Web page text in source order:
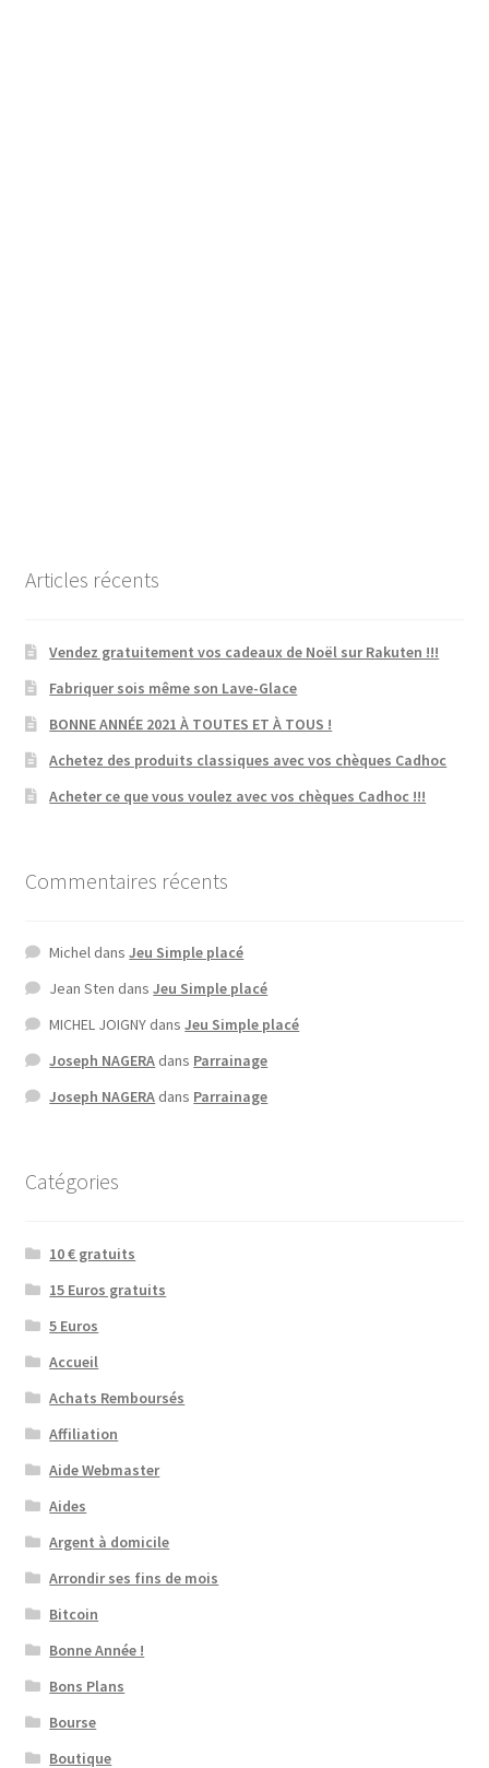
Articles récents
Vendez gratuitement vos cadeaux de Noël sur Rakuten !!!
Fabriquer sois même son Lave-Glace
BONNE ANNÉE 2021 À TOUTES ET À TOUS !
Achetez des produits classiques avec vos chèques Cadhoc
Acheter ce que vous voulez avec vos chèques Cadhoc !!!
Commentaires récents
Michel dansJeu Simple placé
Jean Sten dansJeu Simple placé
MICHEL JOIGNY dansJeu Simple placé
Joseph NAGERA dans Parrainage
Joseph NAGERA dans Parrainage
Catégories
10 € gratuits
15 Euros gratuits
5 Euros
Accueil
Achats Remboursés
Affiliation
Aide Webmaster
Aides
Argent à domicile
Arrondir ses fins de mois
Bitcoin
Bonne Année !
Bons Plans
Bourse
Boutique